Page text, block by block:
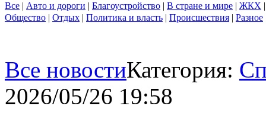
Все | Авто и дороги | Благоустройство | В стране и мире | ЖКХ
Общество | Отдых | Политика и власть | Происшествия | Разное
Все новостиКатегория:
2026/05/26 19:58